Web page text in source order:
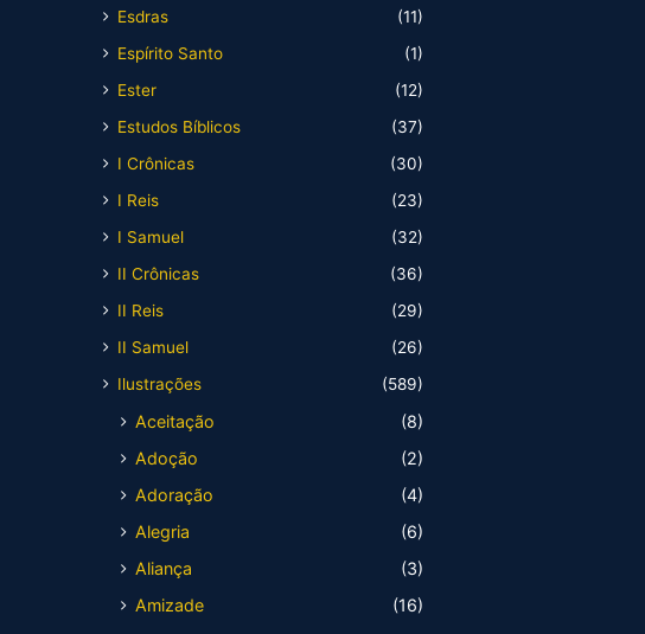
Esdras
(11)
Espírito Santo
(1)
Ester
(12)
Estudos Bíblicos
(37)
I Crônicas
(30)
I Reis
(23)
I Samuel
(32)
II Crônicas
(36)
II Reis
(29)
II Samuel
(26)
Ilustrações
(589)
Aceitação
(8)
Adoção
(2)
Adoração
(4)
Alegria
(6)
Aliança
(3)
Amizade
(16)